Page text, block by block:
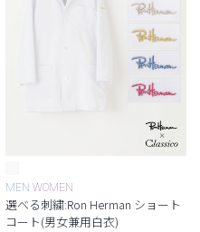
MEN WOMEN
選べる刺繍:Ron Herman ショート
コート(男女兼用白衣)